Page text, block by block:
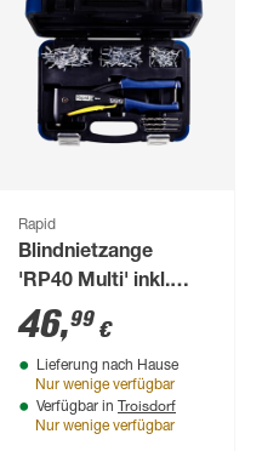
Rapid
Blindnietzange
'RP40 Multi' inkl.
Koffer, für Nieten mit
Ø 3,2 - 4,8 mm
46,99 €
Lieferung nach Hause
Nur wenige verfügbar
Verfügbar in Troisdorf
Nur wenige verfügbar